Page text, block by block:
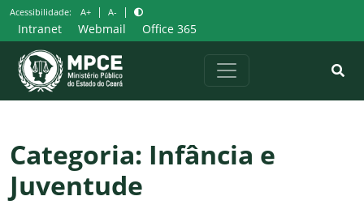
Pular
para
o
conteúdo
Acessibilidade: A+ | A- |
Intranet Webmail Office 365
Categoria: Infância e
Juventude